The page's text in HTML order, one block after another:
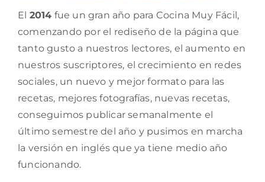
El 2014 fue un gran año para Cocina Muy Fácil,
comenzando por el rediseño de la página que
tanto gusto a nuestros lectores, el aumento en
nuestros suscriptores, el crecimiento en redes
sociales, un nuevo y mejor formato para las
recetas, mejores fotografías, nuevas recetas,
conseguimos publicar semanalmente el
último semestre del año y pusimos en marcha
la versión en inglés que ya tiene medio año
funcionando.